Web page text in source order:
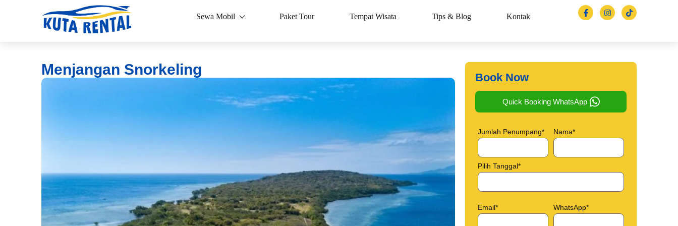
Sewa Mobil Paket Tour Tempat Wisata Tips & Blog Kontak
Menjangan Snorkeling Book Now
Quick Booking WhatsApp
Jumlah Penumpang* Nama*
Pilih Tanggal*
Email* WhatsApp*